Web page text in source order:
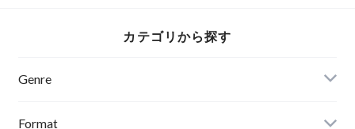
カテゴリから探す
Genre
Format